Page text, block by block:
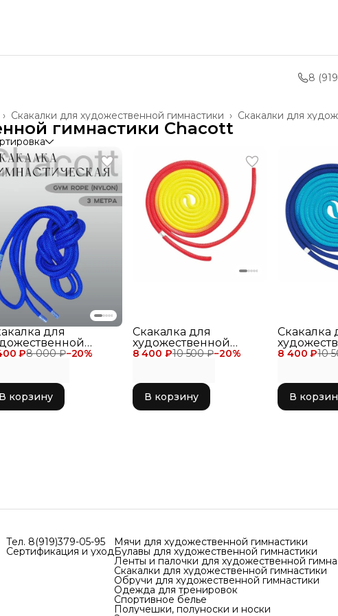
8
Скакалки для
Скакалки для художественной гимнастики ›
›
гимнастики Chacott
₽8 000 ₽−20%
для
Chacott
В корзину
8 400 ₽10 500 ₽−20%
Скакалка для
художественной
гимнастики Chacott
LemonYellow
В корзину
8 400 ₽10
Скакалка
Turquoise
В
Тел. 8(919)379-05-95
Сертификация и уход
Мячи для художественной гимнастики
Булавы для художественной гимнастики
Ленты и палочки для художественной
Скакалки для художественной гимнастики
Обручи для художественной гимнастики
Одежда для тренировок
Спортивное белье
Получешки, полуноски и носки